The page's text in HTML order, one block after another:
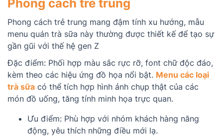
Phong cách trẻ trung
Phong cách trẻ trung mang đậm tính xu hướng, mẫu
menu quán trà sữa này thường được thiết kế để tạo sự
gần gũi với thế hệ gen Z
Đặc điểm: Phối hợp màu sắc rực rỡ, font chữ độc đáo,
kèm theo các hiệu ứng đồ họa nổi bật. Menu các loại
trà sữa có thể tích hợp hình ảnh chụp thật của các
món đồ uống, tăng tính minh họa trực quan.
Ưu điểm: Phù hợp với nhóm khách hàng năng
động, yêu thích những điều mới lạ.